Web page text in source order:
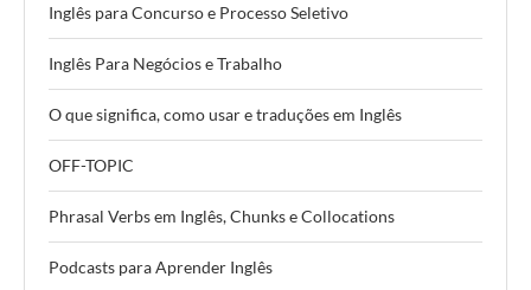
Inglês para Concurso e Processo Seletivo
Inglês Para Negócios e Trabalho
O que significa, como usar e traduções em Inglês
OFF-TOPIC
Phrasal Verbs em Inglês, Chunks e Collocations
Podcasts para Aprender Inglês